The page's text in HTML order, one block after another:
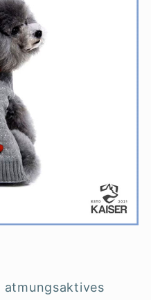
atmungsaktives